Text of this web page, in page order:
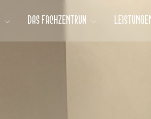
DAS FACHZENTRUM LEISTUNGEN